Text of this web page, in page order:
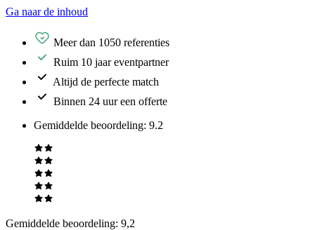
Ga naar de inhoud
Meer dan 1050 referenties
Ruim 10 jaar eventpartner
Altijd de perfecte match
Binnen 24 uur een offerte
Gemiddelde beoordeling: 9.2
Gemiddelde beoordeling: 9,2